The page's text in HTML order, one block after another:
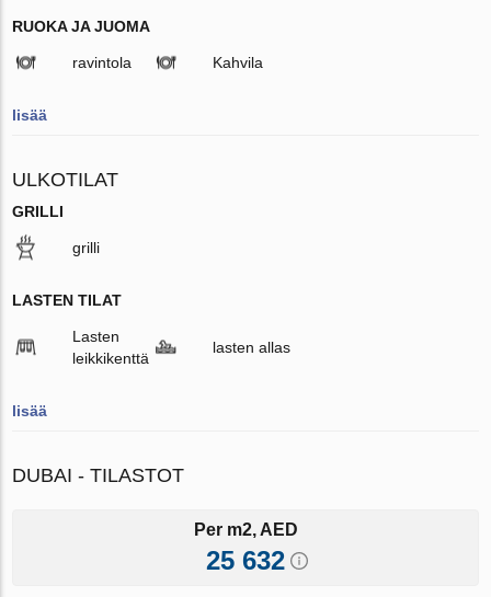
RUOKA JA JUOMA
ravintola Kahvila
lisää
ULKOTILAT
GRILLI
grilli
LASTEN TILAT
Lasten
leikkikenttä
lasten allas
lisää
DUBAI - TILASTOT
Per m2, AED
25 632